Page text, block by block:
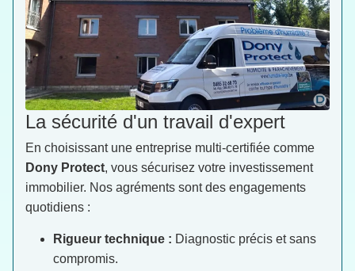
La sécurité d'un travail d'expert
En choisissant une entreprise multi-certifiée comme
Dony Protect, vous sécurisez votre investissement
immobilier. Nos agréments sont des engagements
quotidiens :
Rigueur technique : Diagnostic précis et sans
compromis.